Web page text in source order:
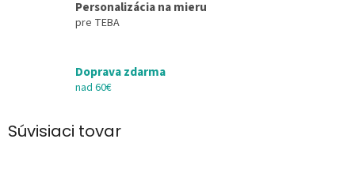
Personalizácia na mieru
pre TEBA
Doprava zdarma
nad 60€
Súvisiaci tovar